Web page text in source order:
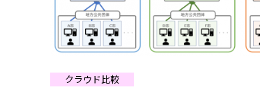
クラウド比較